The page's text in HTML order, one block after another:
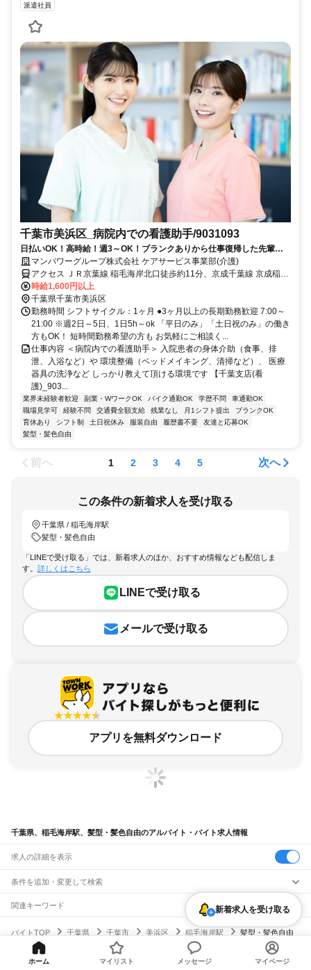
派遣社員
千葉市美浜区_病院内での看護助手/9031093
日払いOK！高時給！週3～OK！ブランクありから仕事復帰した先輩や
ミドル世代も多数活躍中♪
マンパワーグループ株式会社 ケアサービス事業部(介護)
アクセス ＪＲ京葉線 稲毛海岸北口徒歩約11分、京成千葉線 京成稲毛
徒歩約17分、ＪＲ総武本線 稲毛西口徒歩約20分 車・バイク通勤
OK（派遣先による）
時給1,600円以上
千葉県千葉市美浜区
勤務時間 シフトサイクル：1ヶ月 ●3ヶ月以上の長期勤務歓迎 7:00～
21:00 ※週2日～5日、1日5h～ok 「平日のみ」「土日祝のみ」の働き
方もOK！ 短時間勤務希望の方も お気軽にご相談く...
仕事内容 ＜病院内での看護助手＞ 入院患者の身体介助（食事、排
泄、入浴など）や 環境整備（ベッドメイキング、清掃など）、 医療
器具の洗浄など しっかり教えて頂ける環境です 【千葉支店(看
護)_903...
業界未経験者歓迎 副業・WワークOK バイク通勤OK 学歴不問
車通勤OK
職場見学可
経験不問 交通費全額支給 残業なし 月1シフト提出
ブランクOK
育休あり
シフト制 土日祝休み 服装自由 履歴書不要
友達と応募OK
髪型・髪色自由
前へ 1 2 3 4 5 次へ
この条件の新着求人を受け取る
千葉県 / 稲毛海岸駅
髪型・髪色自由
「LINEで受け取る」では、新着求人のほか、おすすめ情報なども配信しま
す。 詳しくはこちら
LINEで受け取る
メールで受け取る
アプリを無料ダウンロード
千葉県、稲毛海岸駅、髪型・髪色自由のアルバイト・バイト求人情報
求人の詳細を表示
条件を追加・変更して検索
市区町村を追加・変更
千葉県すべて
千葉市
中央区
稲毛区 若葉区
駅を追加・変更
JR武蔵野線
南流山駅
新八柱駅 東松戸駅 市川大野駅 船橋法典駅
職種を追加・変更
関連キーワード
ガチャガチャ
バイトTOP
千葉県 千葉市 美浜区 稲毛海岸駅
髪型・髪色自由
のアルバイト・バイト・求人
新着求人を受け取る
ホーム マイリスト メッセージ マイページ